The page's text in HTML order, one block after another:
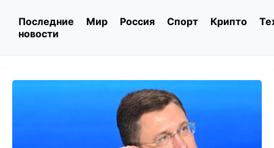
Последние
новости
Мир Россия Спорт Крипто